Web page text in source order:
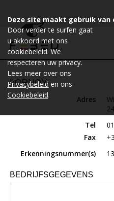
LORNOY
Adres
Tel
Fax
Erkenningsnummer(s)
BEDRIJFSGEGEVENS
Deze site maakt gebruik van
Door verder te surfen gaat
u akkoord met ons
cookiebeleid. We
respecteren uw privacy.
Lees meer over ons
Privacybeleid en ons
Cookiebeleid.